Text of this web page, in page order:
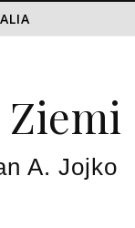
A. Jojko